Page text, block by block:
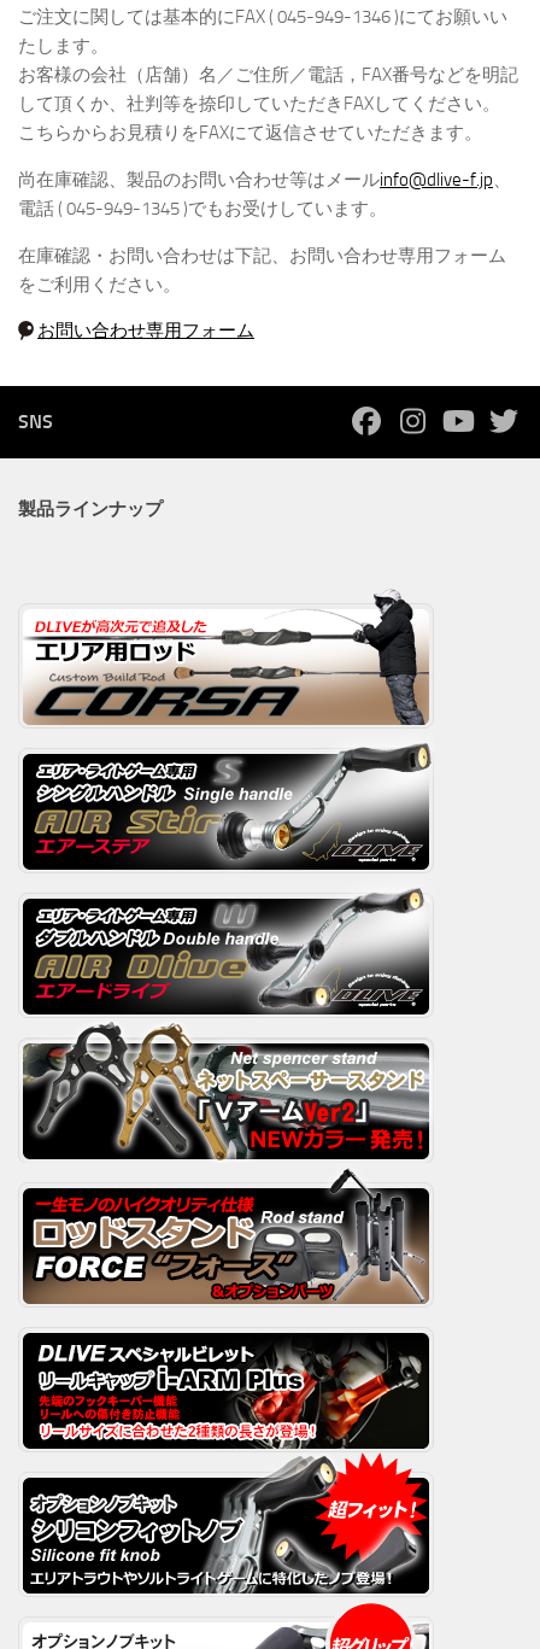
ご注文に関しては基本的にFAX ( 045-949-1346 )にてお願いい
たします。
お客様の会社（店舗）名／ご住所／電話，FAX番号などを明記
して頂くか、社判等を捺印していただきFAXしてください。
こちらからお見積りをFAXにて返信させていただきます。
尚在庫確認、製品のお問い合わせ等はメールinfo@dlive-f.jp
電話 ( 045-949-1345 )でもお受けしています。
在庫確認・お問い合わせは下記、お問い合わせ専用フォーム
をご利用ください。
お問い合わせ専用フォーム
SNS
製品ラインナップ